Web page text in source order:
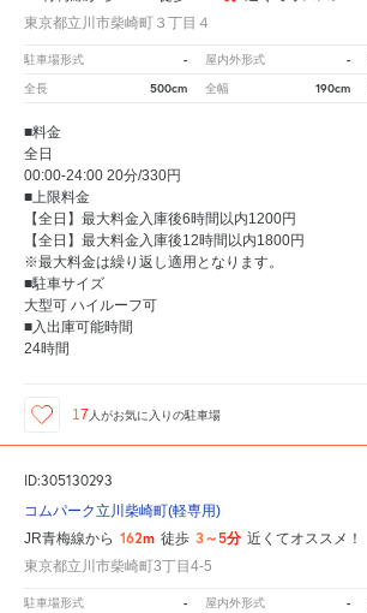
東京都立川市柴崎町３丁目４
駐車場形式 - 屋内外形式 -
全長 500cm 全幅 190cm
■料金
全日
00:00-24:00 20分/330円
■上限料金
【全日】最大料金入庫後6時間以内1200円
【全日】最大料金入庫後12時間以内1800円
※最大料金は繰り返し適用となります。
■駐車サイズ
大型可 ハイルーフ可
■入出庫可能時間
24時間
17 人がお気に入りの駐車場
ID:305130293
コムパーク立川柴崎町(軽専用)
JR青梅線から 162m 徒歩 3～5分 近くてオススメ！
東京都立川市柴崎町3丁目4-5
駐車場形式 - 屋内外形式 -